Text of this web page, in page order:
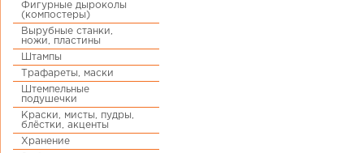
Фигурные дыроколы
(компостеры)
Вырубные станки,
ножи, пластины
Штампы
Трафареты, маски
Штемпельные
подушечки
Краски, мисты, пудры,
блёстки, акценты
Хранение